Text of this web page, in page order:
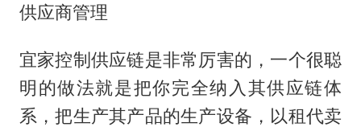
供应商管理
宜家控制供应链是非常厉害的，一个很聪
明的做法就是把你完全纳入其供应链体
系，把生产其产品的生产设备，以租代卖